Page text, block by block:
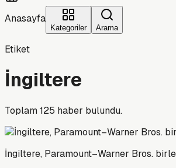
Anasayfa
Kategoriler Arama
Etiket
İngiltere
Toplam125 haber bulundu.
İngiltere, Paramount–Warner Bros.